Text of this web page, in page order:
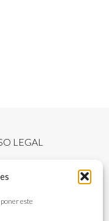
este
LEGAL